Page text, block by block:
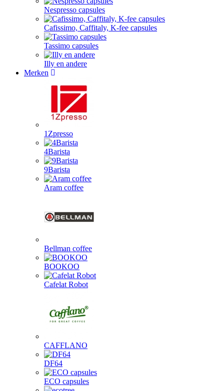
Nespresso capsules
Cafissimo, Caffitaly, K-fee capsules
Tassimo capsules
Illy en andere
Merken
1Zpresso
4Barista
9Barista
Aram coffee
Bellman coffee
BOOKOO
Cafelat Robot
CAFFLANO
DF64
ECO capsules